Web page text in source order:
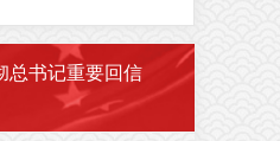
总书记重要回信